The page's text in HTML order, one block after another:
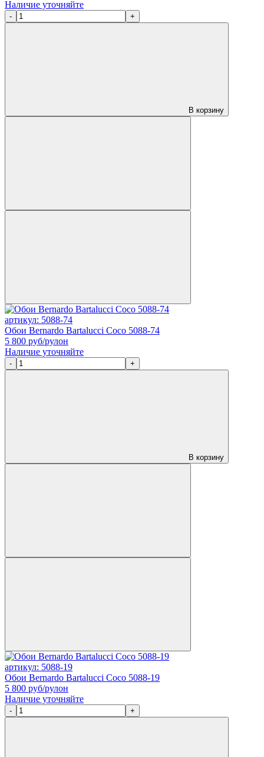
Наличие уточняйте
- +
В корзину
артикул: 5088-74
Обои Bernardo Bartalucci Coco 5088-74
5 800 руб/рулон
Наличие уточняйте
- +
В корзину
артикул: 5088-19
Обои Bernardo Bartalucci Coco 5088-19
5 800 руб/рулон
Наличие уточняйте
- +